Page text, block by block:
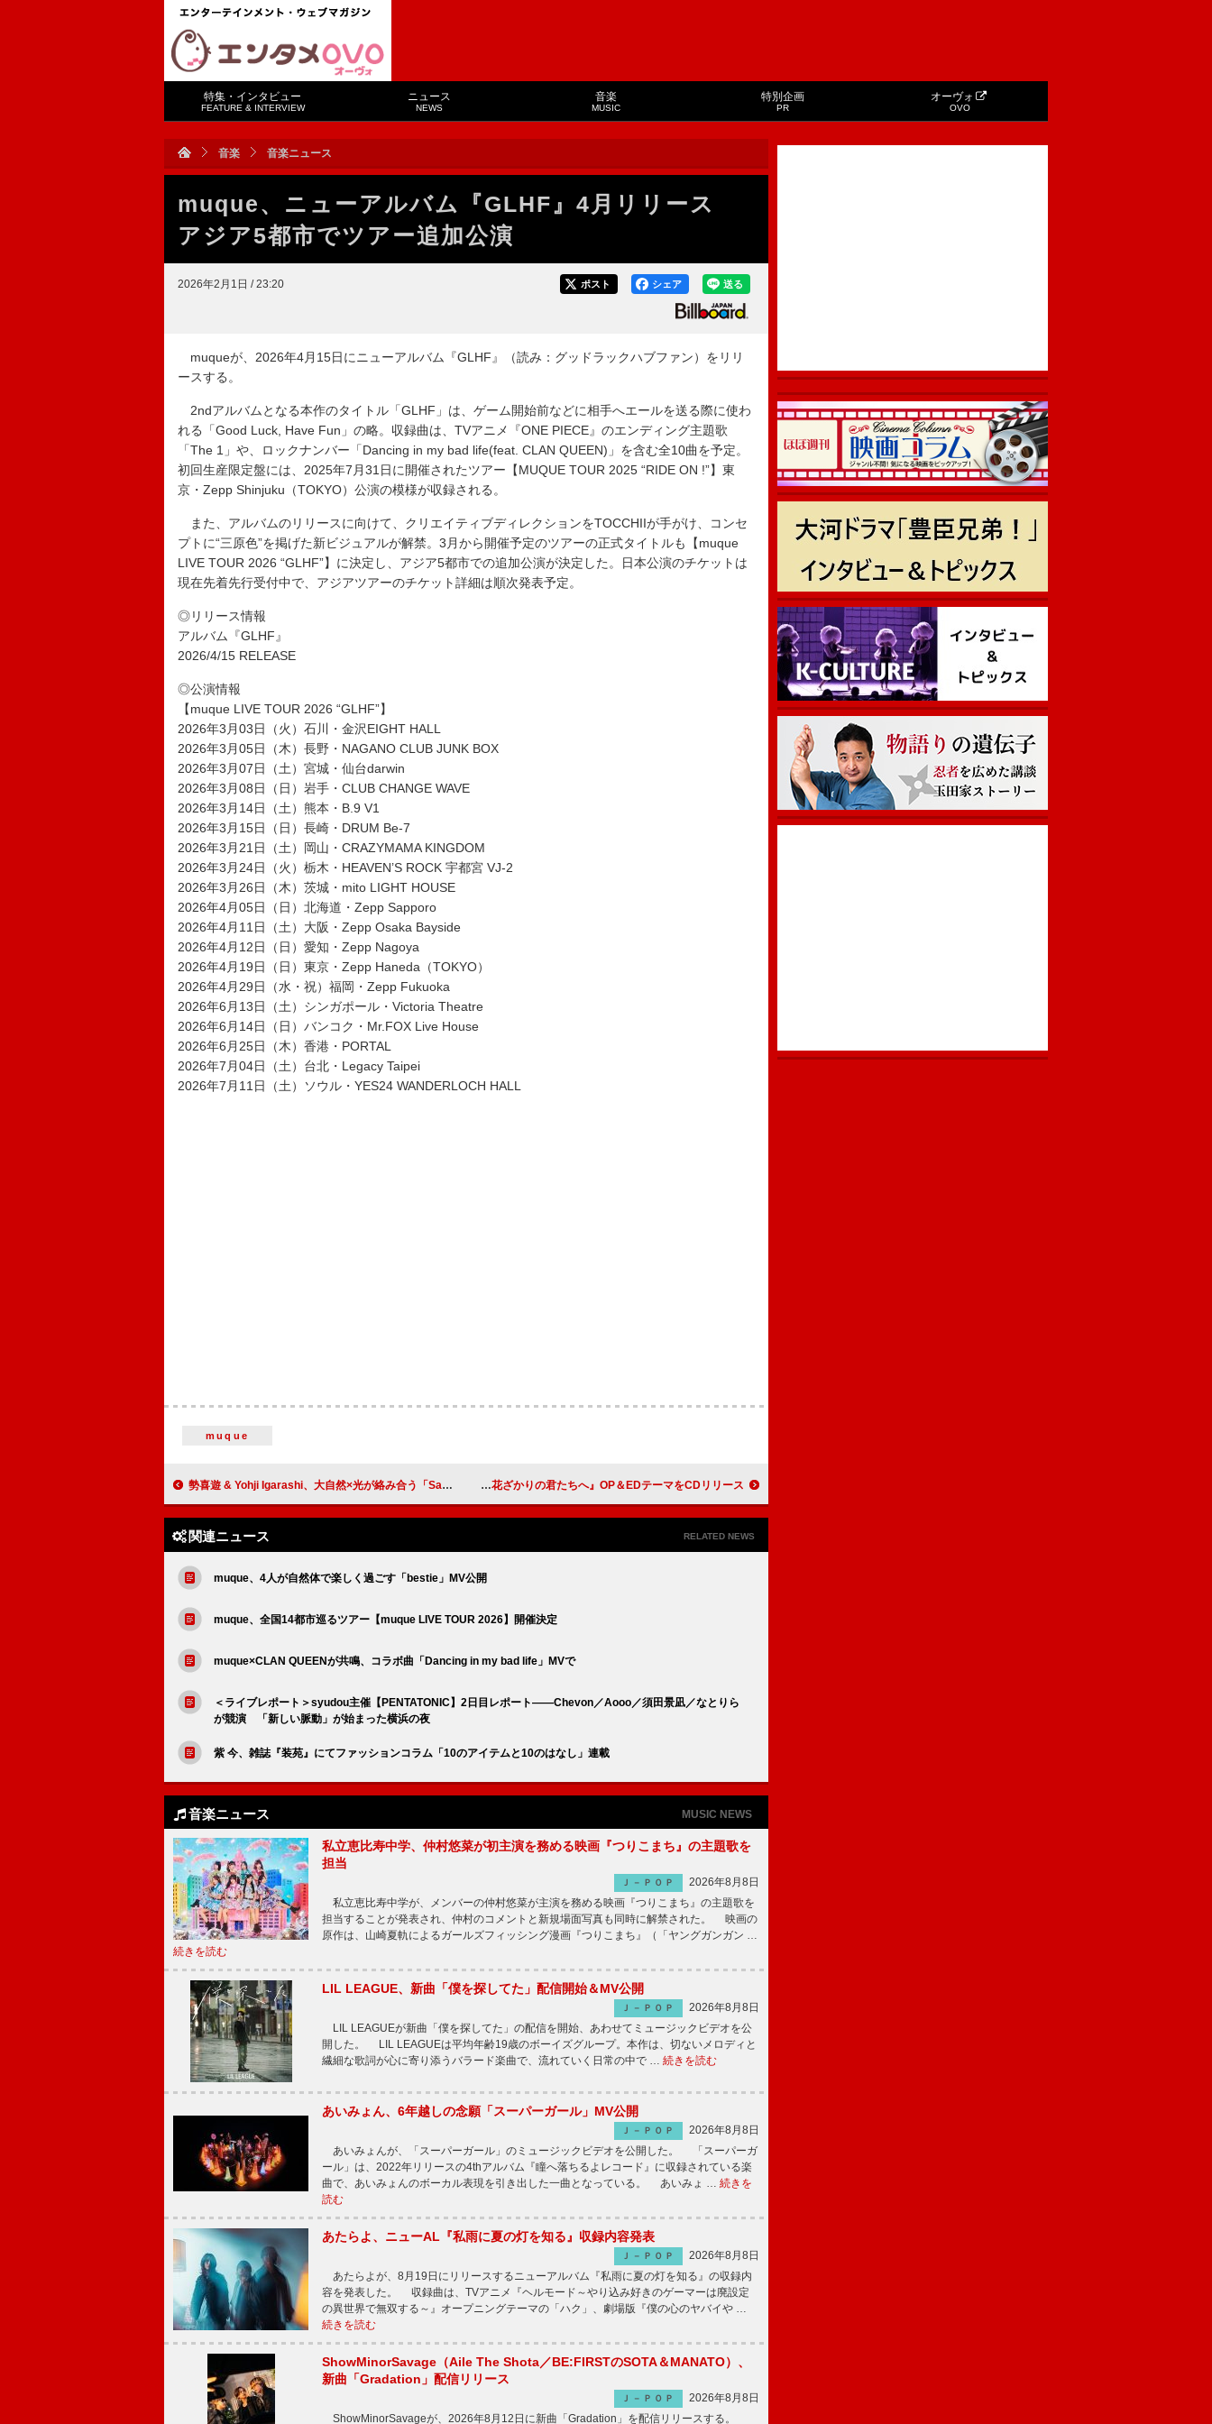
特集・インタビュー
FEATURE & INTERVIEW
ニュース
NEWS
音楽
MUSIC
特別企画
PR
オーヴォ
OVO
音楽 音楽ニュース
muque、ニューアルバム『GLHF』4月リリース
アジア5都市でツアー追加公演
2026年2月1日 / 23:20 送る
シェア
ポスト
muqueが、2026年4月15日にニューアルバム『GLHF』（読み：グッドラックハブファン）をリリ
ースする。
2ndアルバムとなる本作のタイトル「GLHF」は、ゲーム開始前などに相手へエールを送る際に使わ
れる「Good Luck, Have Fun」の略。収録曲は、TVアニメ『ONE PIECE』のエンディング主題歌
「The 1」や、ロックナンバー「Dancing in my bad life(feat. CLAN QUEEN)」を含む全10曲を予定。
初回生産限定盤には、2025年7月31日に開催されたツアー【MUQUE TOUR 2025 “RIDE ON !”】東
京・Zepp Shinjuku（TOKYO）公演の模様が収録される。
また、アルバムのリリースに向けて、クリエイティブディレクションをTOCCHIIが手がけ、コンセ
プトに“三原色”を掲げた新ビジュアルが解禁。3月から開催予定のツアーの正式タイトルも【muque
LIVE TOUR 2026 “GLHF”】に決定し、アジア5都市での追加公演が決定した。日本公演のチケットは
現在先着先行受付中で、アジアツアーのチケット詳細は順次発表予定。
◎リリース情報
アルバム『GLHF』
2026/4/15 RELEASE
◎公演情報
【muque LIVE TOUR 2026 “GLHF”】
2026年3月03日（火）石川・金沢EIGHT HALL
2026年3月05日（木）長野・NAGANO CLUB JUNK BOX
2026年3月07日（土）宮城・仙台darwin
2026年3月08日（日）岩手・CLUB CHANGE WAVE
2026年3月14日（土）熊本・B.9 V1
2026年3月15日（日）長崎・DRUM Be-7
2026年3月21日（土）岡山・CRAZYMAMA KINGDOM
2026年3月24日（火）栃木・HEAVEN’S ROCK 宇都宮 VJ-2
2026年3月26日（木）茨城・mito LIGHT HOUSE
2026年4月05日（日）北海道・Zepp Sapporo
2026年4月11日（土）大阪・Zepp Osaka Bayside
2026年4月12日（日）愛知・Zepp Nagoya
2026年4月19日（日）東京・Zepp Haneda（TOKYO）
2026年4月29日（水・祝）福岡・Zepp Fukuoka
2026年6月13日（土）シンガポール・Victoria Theatre
2026年6月14日（日）バンコク・Mr.FOX Live House
2026年6月25日（木）香港・PORTAL
2026年7月04日（土）台北・Legacy Taipei
2026年7月11日（土）ソウル・YES24 WANDERLOCH HALL
muque
勢喜遊 & Yohji Igarashi、大自然×光が絡み合う「Say Less」ライブ映像を公開 YOASOBI、アニメ『花ざかりの君たちへ』OP＆EDテーマをCDリリース
関連ニュース RELATED NEWS
muque、4人が自然体で楽しく過ごす「bestie」MV公開
muque、全国14都市巡るツアー【muque LIVE TOUR 2026】開催決定
muque×CLAN QUEENが共鳴、コラボ曲「Dancing in my bad life」MVで
＜ライブレポート＞syudou主催【PENTATONIC】2日目レポート――Chevon／Aooo／須田景凪／なとりら
が競演 「新しい脈動」が始まった横浜の夜
紫 今、雑誌『装苑』にてファッションコラム「10のアイテムと10のはなし」連載
音楽ニュース MUSIC NEWS
私立恵比寿中学、仲村悠菜が初主演を務める映画『つりこまち』の主題歌を
担当
Ｊ－ＰＯＰ
2026年8月8日
私立恵比寿中学が、メンバーの仲村悠菜が主演を務める映画『つりこまち』の主題歌を
担当することが発表され、仲村のコメントと新規場面写真も同時に解禁された。 映画の
原作は、山崎夏軌によるガールズフィッシング漫画『つりこまち』（「ヤングガンガン …
続きを読む
LIL LEAGUE、新曲「僕を探してた」配信開始＆MV公開
Ｊ－ＰＯＰ
2026年8月8日
LIL LEAGUEが新曲「僕を探してた」の配信を開始、あわせてミュージックビデオを公
開した。 LIL LEAGUEは平均年齢19歳のボーイズグループ。本作は、切ないメロディと
繊細な歌詞が心に寄り添うバラード楽曲で、流れていく日常の中で … 続きを読む
あいみょん、6年越しの念願「スーパーガール」MV公開
Ｊ－ＰＯＰ
2026年8月8日
あいみょんが、「スーパーガール」のミュージックビデオを公開した。 「スーパーガ
ール」は、2022年リリースの4thアルバム『瞳へ落ちるよレコード』に収録されている楽
曲で、あいみょんのボーカル表現を引き出した一曲となっている。 あいみょ … 続きを
読む
あたらよ、ニューAL『私雨に夏の灯を知る』収録内容発表
Ｊ－ＰＯＰ
2026年8月8日
あたらよが、8月19日にリリースするニューアルバム『私雨に夏の灯を知る』の収録内
容を発表した。 収録曲は、TVアニメ『ヘルモード～やり込み好きのゲーマーは廃設定
の異世界で無双する～』オープニングテーマの「ハク」、劇場版『僕の心のヤバイや …
続きを読む
ShowMinorSavage（Aile The Shota／BE:FIRSTのSOTA＆MANATO）、
新曲「Gradation」配信リリース
Ｊ－ＰＯＰ
2026年8月8日
ShowMinorSavageが、2026年8月12日に新曲「Gradation」を配信リリースする。